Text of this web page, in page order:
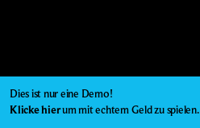
Dies ist nur eine Demo!
Klicke hierum mit echtem Geld zu spielen.